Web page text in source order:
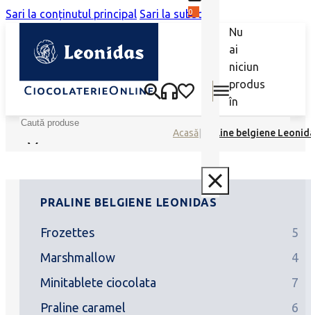
Sari la conținutul principal Sari la subsol
0
Nu
ai
niciun
produs
în
coș.
Caută
Acasă Praline belgiene
PRALINE BELGIENE LEONIDAS
Frozettes
5
Marshmallow
4
Minitablete ciocolata
7
Praline caramel
6